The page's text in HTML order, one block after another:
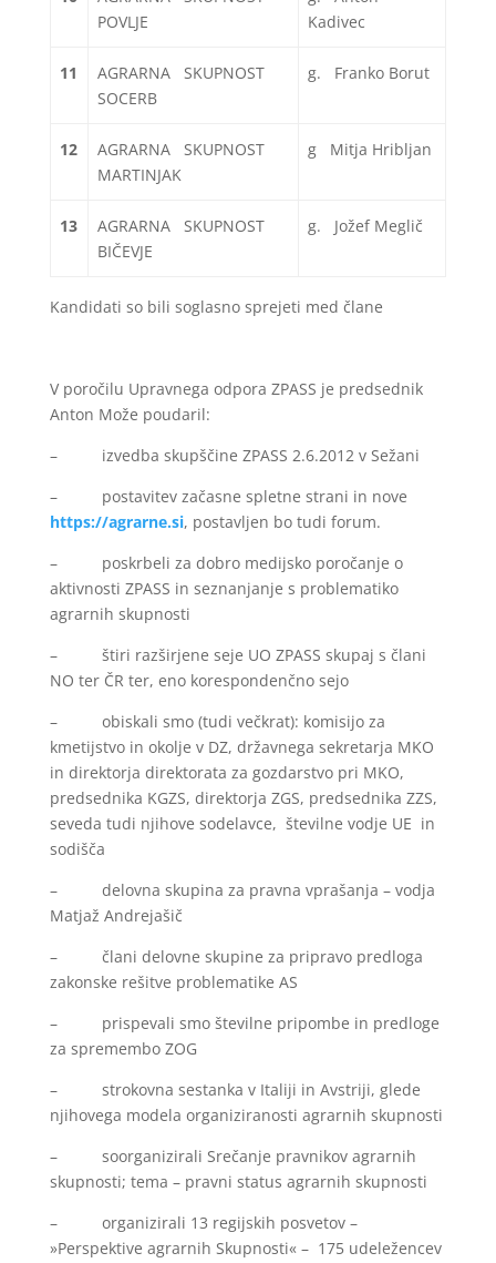
POVLJE
Kadivec
11
AGRARNA SKUPNOST
SOCERB
g. Franko Borut
12
AGRARNA SKUPNOST
MARTINJAK
g Mitja Hribljan
13
AGRARNA SKUPNOST
BIČEVJE
g. Jožef Meglič
Kandidati so bili soglasno sprejeti med člane
V poročilu Upravnega odpora ZPASS je predsednik
Anton Može poudaril:
– izvedba skupščine ZPASS 2.6.2012 v Sežani
– postavitev začasne spletne strani in nove
https://agrarne.si, postavljen bo tudi forum.
– poskrbeli za dobro medijsko poročanje o
aktivnosti ZPASS in seznanjanje s problematiko
agrarnih skupnosti
– štiri razširjene seje UO ZPASS skupaj s člani
NO ter ČR ter, eno korespondenčno sejo
– obiskali smo (tudi večkrat): komisijo za
kmetijstvo in okolje v DZ, državnega sekretarja MKO
in direktorja direktorata za gozdarstvo pri MKO,
predsednika KGZS, direktorja ZGS, predsednika ZZS,
seveda tudi njihove sodelavce, številne vodje UE in
sodišča
– delovna skupina za pravna vprašanja – vodja
Matjaž Andrejašič
– člani delovne skupine za pripravo predloga
zakonske rešitve problematike AS
– prispevali smo številne pripombe in predloge
za spremembo ZOG
– strokovna sestanka v Italiji in Avstriji, glede
njihovega modela organiziranosti agrarnih skupnosti
– soorganizirali Srečanje pravnikov agrarnih
skupnosti; tema – pravni status agrarnih skupnosti
– organizirali 13 regijskih posvetov –
»Perspektive agrarnih Skupnosti« – 175 udeležencev